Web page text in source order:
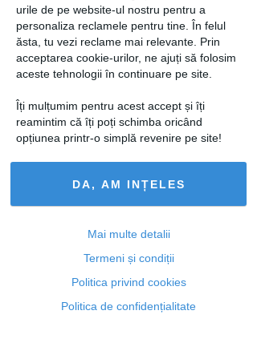
urile de pe website-ul nostru pentru a
personaliza reclamele pentru tine. În felul
ăsta, tu vezi reclame mai relevante. Prin
acceptarea cookie-urilor, ne ajuți să folosim
aceste tehnologii în continuare pe site.
Îți mulțumim pentru acest accept și îți
reamintim că îți poți schimba oricând
opțiunea printr-o simplă revenire pe site!
DA, AM INȚELES
Mai multe detalii
Termeni și condiții
Politica privind cookies
Politica de confidențialitate
De asemenea, prunele uscate nu conţin
grăsimi saturate, responsabile pentru
riscul atacului de cord, prin creşterea
colesterolului.
Fiind foarte bogate în fibre, prunele
uscate sunt eficiente pentru tratarea
constipației, fiind un remediu natural și
eficient pentru tratarea problemelor
digestive, potrivit adevarul.ro.
Articolul următor